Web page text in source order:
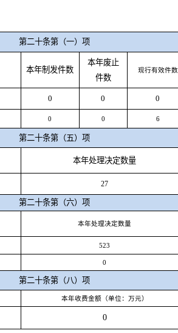
第二十条第（一）项
本年制发件数
本年废止
件数
现行有效件数
0 0 0
0 0 6
第二十条第（五）项
本年处理决定数量
27
第二十条第（六）项
本年处理决定数量
523
0
第二十条第（八）项
本年收费金额（单位：万元）
0